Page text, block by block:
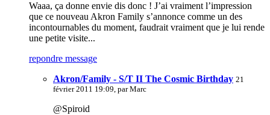
Waaa, ça donne envie dis donc ! J’ai vraiment l’impression
que ce nouveau Akron Family s’annonce comme un des
incontournables du moment, faudrait vraiment que je lui rende
une petite visite...
repondre message
Akron/Family - S/T II The Cosmic Birthday 21
février 2011 19:09, parMarc
@Spiroid